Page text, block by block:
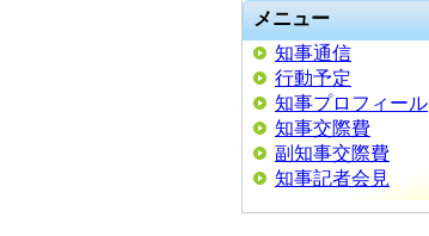
メニュー
知事通信
行動予定
知事プロフィール
知事交際費
副知事交際費
知事記者会見